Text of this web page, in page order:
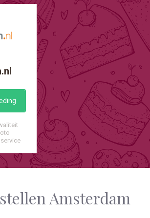
Amsterdam